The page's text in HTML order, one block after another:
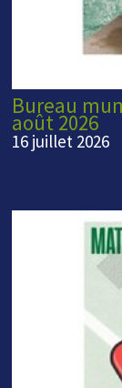
Bureau
août 2026
16 juillet 2026